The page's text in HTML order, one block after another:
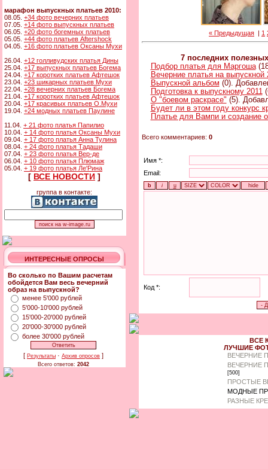
марафон выпускных платьев 2010:
08.05. +34 фото вечерних платьев
07.05. +14 фото выпускных платьев
06.05. +20 фото богемных платьев
05.05. +44 фото платьев Aftershock
04.05. +16 фото платьев Оксаны Мухи
26.04. +12 голливудских платья Дины
25.04. +17 выпускных платьев Богема
24.04. +17 коротких платьев Афтешок
23.04. +23 шикарных платьев Мухи
22.04. +28 вечерних платьев Богема
21.04. +17 коротких платьев Афтешок
20.04. +17 красивых платьев О.Мухи
19.04. +24 модных платьев Паулине
11.04. + 21 фото платья Папилио
10.04. + 14 фото платья Оксаны Мухи
09.04. + 17 фото платья Анна Тулина
08.04. + 24 фото платья Тадаши
07.04. + 23 фото платья Вер-де
06.04. + 10 фото платья Плюмаж
05.04. + 19 фото платья Ле'Рина
[ ВСЕ НОВОСТИ ]
группа в контакте:
ИНТЕРЕСНЫЕ ОПРОСЫ
Во сколько по Вашим расчетам
обойдется Вам весь вечерний
образ на выпускной?
менее 5'000 рублей
5'000-10'000 рублей
15'000-20'000 рублей
20'000-30'000 рублей
более 30'000 рублей
[ Результаты · Архив опросов ]
Всего ответов: 2042
« Предыдущая | 1
7 последних
Подбор платья для Маргоша
Вечерние платья на выпускной
Выпускной альбом (0).
Подготовка к выпускному 2011
О "боевом раскрасе" (5).
Будет ли в этом году конкурс
Платье для Вампи и создание
Всего комментариев: 0
Имя *:
Email:
Код *:
ВСЕ
ЛУЧШИЕ
ВЕЧЕРНИЕ
ВЕЧЕРНИЕ
[500]
ПРОСТЫЕ
МОДНЫЕ
РАЗНЫЕ